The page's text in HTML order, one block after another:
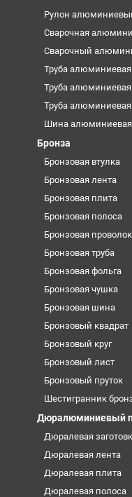
Рулон
Сварочная
Сварочный
Труба алюминиевая
Труба
Труба
Шина
Бронза
Бронзовая втулка
Бронзовая лента
Бронзовая плита
Бронзовая полоса
Бронзовая
Бронзовая труба
Бронзовая фольга
Бронзовая чушка
Бронзовая шина
Бронзовый квадрат
Бронзовый круг
Бронзовый лист
Бронзовый пруток
Шестигранник
Дюралюминиевый
Дюралевая
Дюралевая лента
Дюралевая плита
Дюралевая полоса